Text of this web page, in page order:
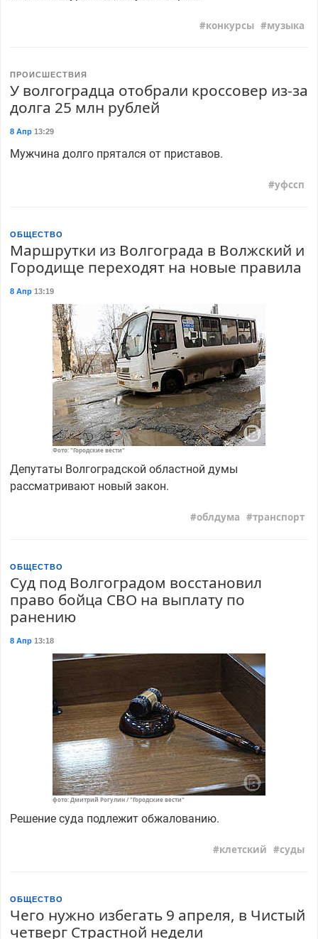
конкурсы музыка
ПРОИСШЕСТВИЯ
У волгоградца отобрали кроссовер из-за
долга 25 млн рублей
8 Апр13:29
Мужчина долго прятался от приставов.
уфссп
ОБЩЕСТВО
Маршрутки из Волгограда в Волжский и
Городище переходят на новые правила
8 Апр13:19
Фото: "Городские вести"
Депутаты Волгоградской областной думы
рассматривают новый закон.
облдума транспорт
ОБЩЕСТВО
Суд под Волгоградом восстановил
право бойца СВО на выплату по
ранению
8 Апр13:18
фото: Дмитрий Рогулин / "Городские вести"
Решение суда подлежит обжалованию.
клетский суды
ОБЩЕСТВО
Чего нужно избегать 9 апреля, в Чистый
четверг Страстной недели